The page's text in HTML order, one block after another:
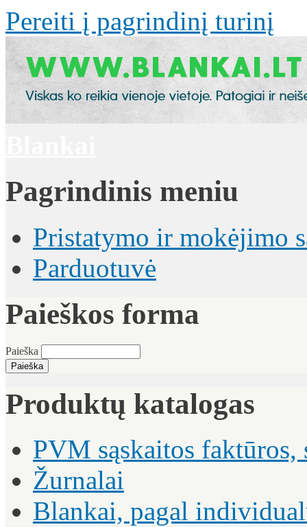
Pereiti į pagrindinį turinį
Pagrindinis meniu
Pristatymo ir mokėjimo
Parduotuvė
Paieškos forma
Paieška
Produktų katalogas
PVM sąskaitos faktūros,
Žurnalai
Blankai, pagal